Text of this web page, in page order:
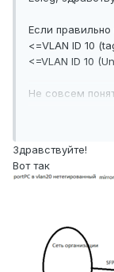
Если правильно
<=VLAN ID 10
<=VLAN ID 10
Не совсем
коммутатора, в
и VLAN ID 20. Со
самим ТА для
порт ТА, чтобы
Здравствуйте!
Вот так